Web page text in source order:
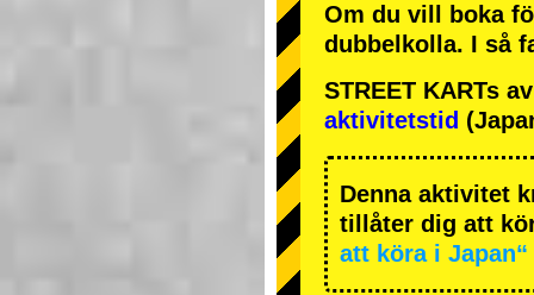
Om du vill boka
dubbelkolla. I så
STREET KARTs
aktivitetstid
Denna aktivitet
tillåter dig att
att köra i Japan“